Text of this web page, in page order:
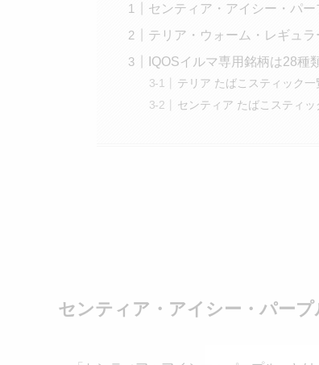
センティア・アイシー・パー
テリア・ウォーム・レギュラ
IQOSイルマ専用銘柄は28種
テリア たばこスティック一
センティア たばこスティッ
センティア・アイシー・パープ